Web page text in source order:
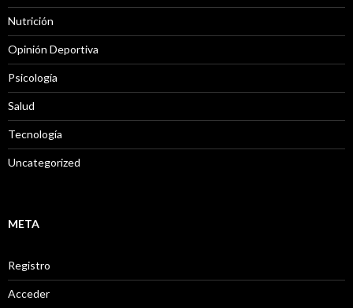
Nutrición
Opinión Deportiva
Psicología
Salud
Tecnología
Uncategorized
META
Registro
Acceder